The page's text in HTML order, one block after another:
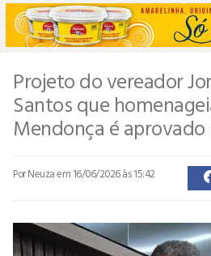
Projeto do vereador
Santos que
Mendonça é aprovado
Por Neuzaem 16/06/2026 às 15:42